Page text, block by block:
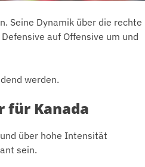
Seine Dynamik über die rechte
auf Offensive um und
werden.
für Kanada
über hohe Intensität
sein.